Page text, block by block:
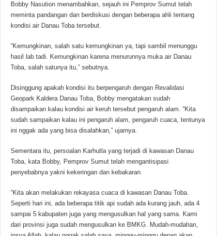
Bobby Nasution menambahkan, sejauh ini Pemprov Sumut telah
meminta pandangan dan berdiskusi dengan beberapa ahli tentang
kondisi air Danau Toba tersebut.
“Kemungkinan, salah satu kemungkinan ya, tapi sambil menunggu
hasil lab tadi. Kemungkinan karena menurunnya muka air Danau
Toba, salah satunya itu,” sebutnya.
Disinggung apakah kondisi itu berpengaruh dengan Revalidasi
Geopark Kaldera Danau Toba, Bobby mengatakan sudah
disampaikan kalau kondisi air keruh tersebut pengaruh alam. “Kita
sudah sampaikan kalau ini pengaruh alam, pengaruh cuaca, tentunya
ini nggak ada yang bisa disalahkan,” ujarnya.
Sementara itu, persoalan Karhutla yang terjadi di kawasan Danau
Toba, kata Bobby, Pemprov Sumut telah mengantisipasi
penyebabnya yakni kekeringan dan kebakaran.
“Kita akan melakukan rekayasa cuaca di kawasan Danau Toba.
Seperti hari ini, ada beberapa titik api sudah ada kurang jauh, ada 4
sampai 5 kabupaten juga yang mengusulkan hal yang sama. Kami
dari provinsi juga sudah mengusulkan ke BMKG. Mudah-mudahan,